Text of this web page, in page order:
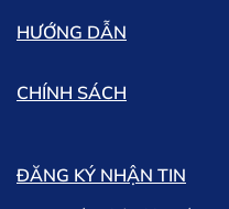
HƯỚNG DẪN
CHÍNH SÁCH
ĐĂNG KÝ NHẬN TIN